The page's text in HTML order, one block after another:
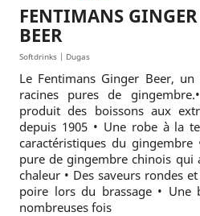
FENTIMANS GINGER
BEER
Softdrinks | Dugas
Le Fentimans Ginger Beer,
racines pures de
produit des boissons aux
depuis 1905 • Une robe à la
caractéristiques du
pure de gingembre chinois qui
chaleur • Des saveurs rondes
poire lors du brassage • Une
nombreuses fois